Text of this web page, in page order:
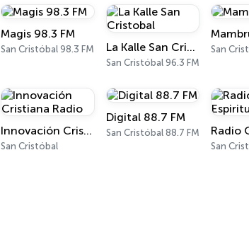
Magis 98.3 FM
San Cristóbal 98.3 FM La Kalle San Cristobal
San Cristóbal 96.3 FM
San
Innovación Cristiana Radio
San Cristóbal
Digital 88.7 FM
San Cristóbal 88.7 FM
San